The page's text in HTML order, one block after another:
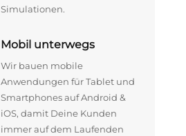
Simulationen.
Mobil unterwegs
Wir bauen mobile
Anwendungen für Tablet und
Smartphones auf Android &
iOS, damit Deine Kunden
immer auf dem Laufenden